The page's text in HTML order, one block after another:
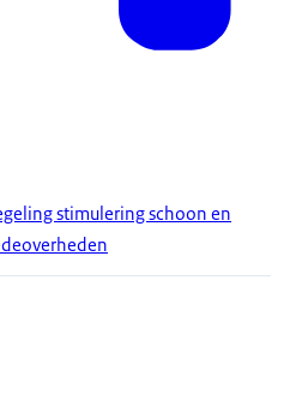
stimulering schoon en